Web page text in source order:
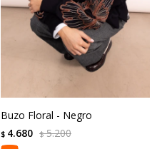
Buzo Floral - Negro
$ 4.680 $ 5.200